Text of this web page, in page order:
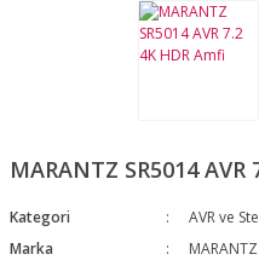
MARANTZ SR5014 AVR
Kategori
AVR ve
Marka
MARANTZ